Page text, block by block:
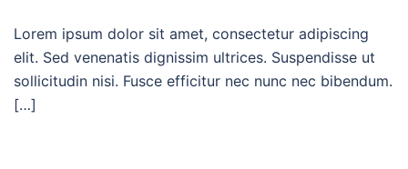
Lorem ipsum dolor sit amet, consectetur adipiscing
elit. Sed venenatis dignissim ultrices. Suspendisse ut
sollicitudin nisi. Fusce efficitur nec nunc nec bibendum.
[…]